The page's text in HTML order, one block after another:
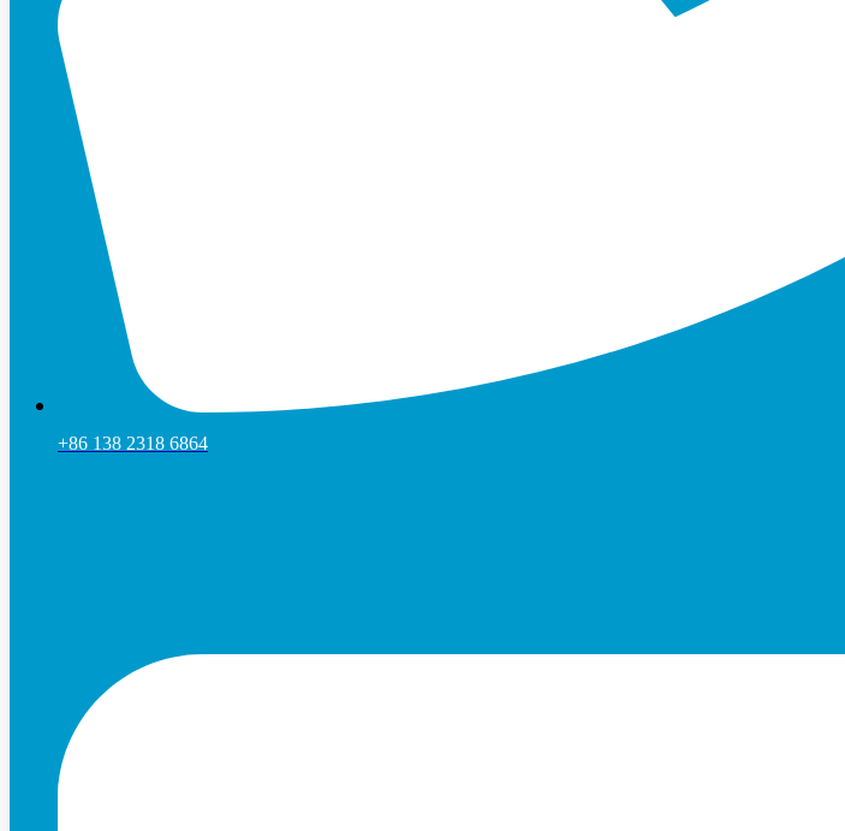
+86 138 2318 6864